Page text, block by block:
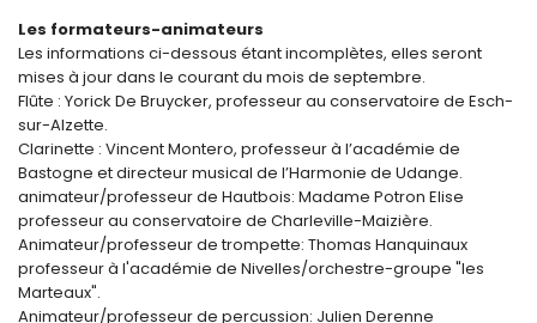
Les formateurs-animateurs
Les informations ci-dessous étant incomplètes, elles seront
mises à jour dans le courant du mois de septembre.
Flûte : Yorick De Bruycker, professeur au conservatoire de Esch-
sur-Alzette.
Clarinette : Vincent Montero, professeur à l’académie de
Bastogne et directeur musical de l’Harmonie de Udange.
animateur/professeur de Hautbois: Madame Potron Elise
professeur au conservatoire de Charleville-Maizière.
Animateur/professeur de trompette: Thomas Hanquinaux
professeur à l'académie de Nivelles/orchestre-groupe "les
Marteaux".
Animateur/professeur de percussion: Julien Derenne